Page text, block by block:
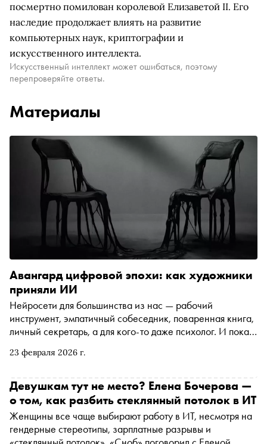
посмертно помилован королевой Елизаветой II. Его
наследие продолжает влиять на развитие
компьютерных наук, криптографии и
искусственного интеллекта.
Искусственный интеллект может ошибаться, поэтому
перепроверяйте ответы.
Материалы
23 февраля 2026 г.
Авангард цифровой эпохи: как художники
приняли ИИ
Нейросети для большинства из нас — рабочий
инструмент, эмпатичный собеседник, поваренная книга,
личный секретарь, а для кого-то даже психолог. И пока
рассортировать письма, художники ищут в ИИ новую
превращаются в полноценный медиум, по просьбе
«Сноба» рассказывает кандидат искусствоведения
Александра Першеева из Школы дизайна НИУ ВШЭ
Девушкам тут не место? Елена Бочерова —
о том, как разбить стеклянный потолок в ИТ
Женщины все чаще выбирают работу в ИТ, несмотря на
гендерные стереотипы, зарплатные разрывы и